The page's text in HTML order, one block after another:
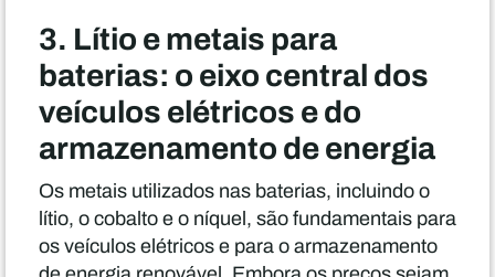
3. Lítio e metais para
baterias: o eixo central dos
veículos elétricos e do
armazenamento de energia
Os metais utilizados nas baterias, incluindo o
lítio, o cobalto e o níquel, são fundamentais para
os veículos elétricos e para o armazenamento